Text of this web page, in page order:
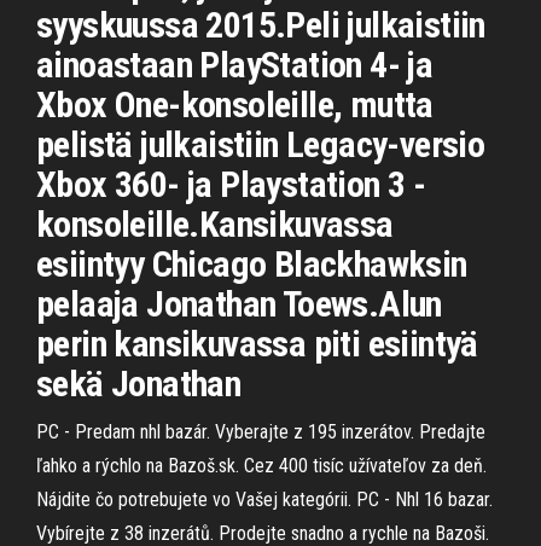
syyskuussa 2015.Peli julkaistiin
ainoastaan PlayStation 4- ja
Xbox One-konsoleille, mutta
pelistä julkaistiin Legacy-versio
Xbox 360- ja Playstation 3 -
konsoleille.Kansikuvassa
esiintyy Chicago Blackhawksin
pelaaja Jonathan Toews.Alun
perin kansikuvassa piti esiintyä
sekä Jonathan
PC - Predam nhl bazár. Vyberajte z 195 inzerátov. Predajte
ľahko a rýchlo na Bazoš.sk. Cez 400 tisíc užívateľov za deň.
Nájdite čo potrebujete vo Vašej kategórii. PC - Nhl 16 bazar.
Vybírejte z 38 inzerátů. Prodejte snadno a rychle na Bazoši.